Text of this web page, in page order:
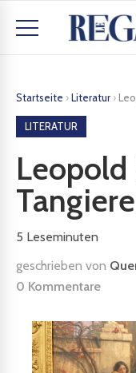
Startseite ›Literatur ›
LITERATUR
Leopold
5 Leseminuten
geschrieben von
0 Kommentare